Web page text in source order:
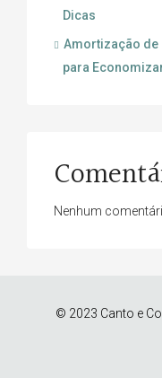
Dicas
Amortização de
para
Nenhum
© 2023 Canto e